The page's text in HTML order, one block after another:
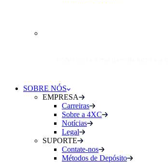
SOBRE NÓS
EMPRESA
Carreiras
Sobre a 4XC
Notícias
Legal
SUPORTE
Contate-nos
Métodos de Depósito